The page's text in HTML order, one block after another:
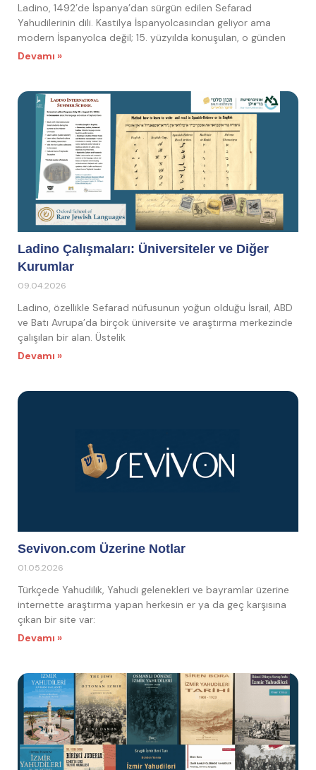
Ladino, 1492’de İspanya’dan sürgün edilen Sefarad
Yahudilerinin dili. Kastilya İspanyolcasından geliyor ama
modern İspanyolca değil; 15. yüzyılda konuşulan, o günden
Devamı »
Ladino Çalışmaları: Üniversiteler ve Diğer
Kurumlar
09.04.2026
Ladino, özellikle Sefarad nüfusunun yoğun olduğu İsrail, ABD
ve Batı Avrupa’da birçok üniversite ve araştırma merkezinde
çalışılan bir alan. Üstelik
Devamı »
Sevivon.com Üzerine Notlar
01.05.2026
Türkçede Yahudilik, Yahudi gelenekleri ve bayramlar üzerine
internette araştırma yapan herkesin er ya da geç karşısına
çıkan bir site var:
Devamı »